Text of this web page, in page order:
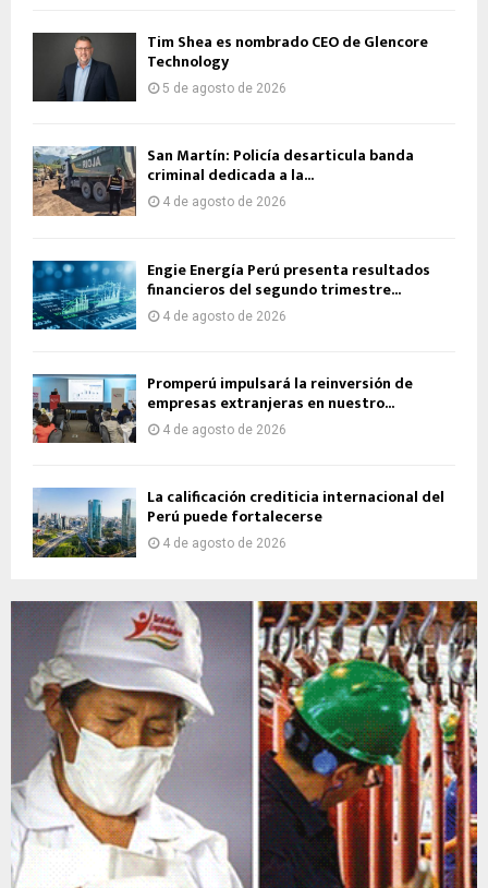
Tim Shea es nombrado CEO de Glencore
Technology
5 de agosto de 2026
San Martín: Policía desarticula banda
criminal dedicada a la...
4 de agosto de 2026
Engie Energía Perú presenta resultados
financieros del segundo trimestre...
4 de agosto de 2026
Promperú impulsará la reinversión de
empresas extranjeras en nuestro...
4 de agosto de 2026
La calificación crediticia internacional del
Perú puede fortalecerse
4 de agosto de 2026